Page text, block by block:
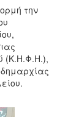
την
(Κ.Η.Φ.Η.),